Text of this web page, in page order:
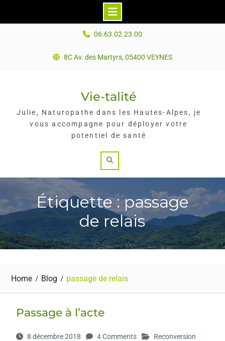
06.63.02.23.00
8C Av. des Martyrs, 05400 VEYNES
Vie-talité
Julie, Naturopathe dans les Hautes-Alpes, je
vous accompagne pour déployer votre
potentiel de santé
Étiquette : passage
de relais
Home Blog passage de relais
Passage à l’acte
8 décembre 2018 4 Comments
Reconversion